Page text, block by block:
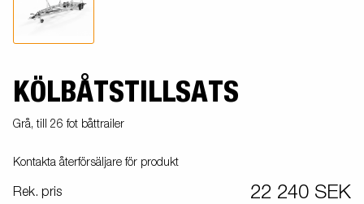
KÖLBÅTSTILLSATS
Grå, till 26 fot båttrailer
Kontakta återförsäljare för produkt
Rek. pris 22 240 SEK